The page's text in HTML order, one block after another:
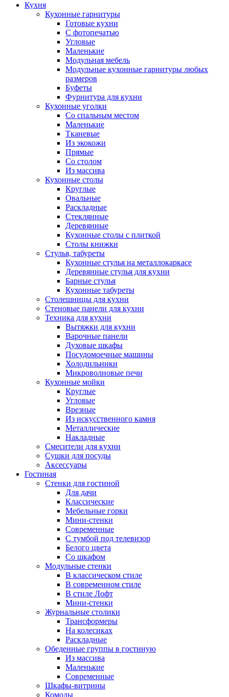
Кухня
Кухонные гарнитуры
Готовые кухни
С фотопечатью
Угловые
Маленькие
Модульная мебель
Модульные кухонные гарнитуры любых
размеров
Буфеты
Фурнитура для кухни
Кухонные уголки
Со спальным местом
Маленькие
Тканевые
Из экокожи
Прямые
Со столом
Из массива
Кухонные столы
Круглые
Овальные
Раскладные
Стеклянные
Деревянные
Кухонные столы с плиткой
Столы книжки
Стулья, табуреты
Кухонные стулья на металлокаркасе
Деревянные стулья для кухни
Барные стулья
Кухонные табуреты
Столешницы для кухни
Стеновые панели для кухни
Техника для кухни
Вытяжки для кухни
Варочные панели
Духовые шкафы
Посудомоечные машины
Холодильники
Микроволновые печи
Кухонные мойки
Круглые
Угловые
Врезные
Из искусственного камня
Металлические
Накладные
Смесители для кухни
Сушки для посуды
Аксессуары
Гостиная
Стенки для гостиной
Для дачи
Классические
Мебельные горки
Мини-стенки
Современные
С тумбой под телевизор
Белого цвета
Со шкафом
Модульные стенки
В классическом стиле
В современном стиле
В стиле Лофт
Мини-стенки
Журнальные столики
Трансформеры
На колесиках
Раскладные
Обеденные группы в гостиную
Из массива
Маленькие
Современные
Шкафы-витрины
Комоды